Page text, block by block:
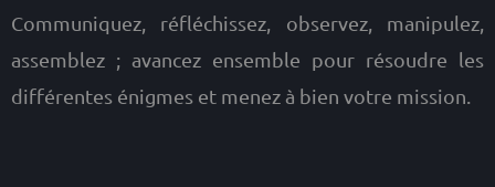
Communiquez, réfléchissez, observez, manipulez,
assemblez ; avancez ensemble pour résoudre les
différentes énigmes et menez à bien votre mission.